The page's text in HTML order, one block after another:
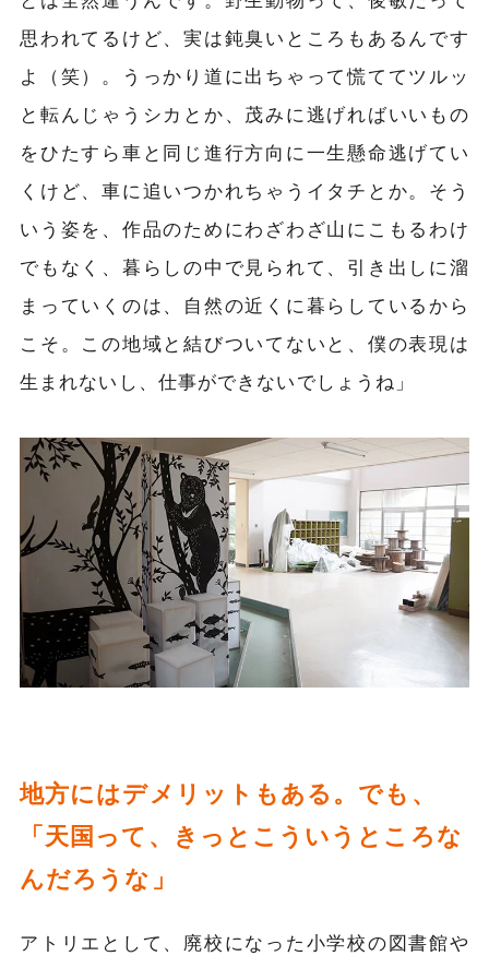
思われてるけど、実は鈍臭いところもあるんです
よ（笑）。うっかり道に出ちゃって慌ててツルッ
と転んじゃうシカとか、茂みに逃げればいいもの
をひたすら車と同じ進行方向に一生懸命逃げてい
くけど、車に追いつかれちゃうイタチとか。そう
いう姿を、作品のためにわざわざ山にこもるわけ
でもなく、暮らしの中で見られて、引き出しに溜
まっていくのは、自然の近くに暮らしているから
こそ。この地域と結びついてないと、僕の表現は
生まれないし、仕事ができないでしょうね」
地方にはデメリットもある。でも、
「天国って、きっとこういうところな
んだろうな」
アトリエとして、廃校になった小学校の図書館や